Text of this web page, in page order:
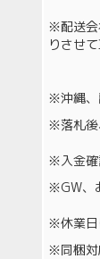
※配送会
りさせて
※沖縄、
※落札後
※入金確
※GW、
※休業日
※同梱対